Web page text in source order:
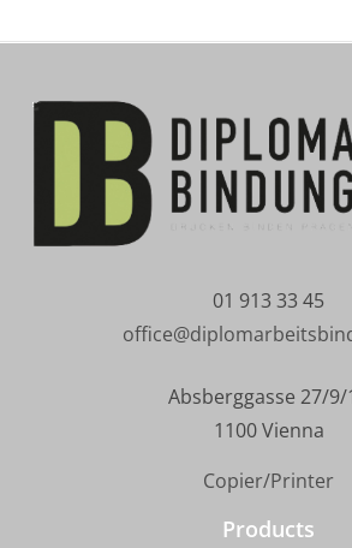
01 913 33 45
Absberggasse 27/9/
1100 Vienna
Copier/Printer
Products